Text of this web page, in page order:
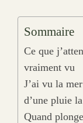
Sommaire
Ce que
vraiment vu
J’ai vu la
d’une pluie
Quand